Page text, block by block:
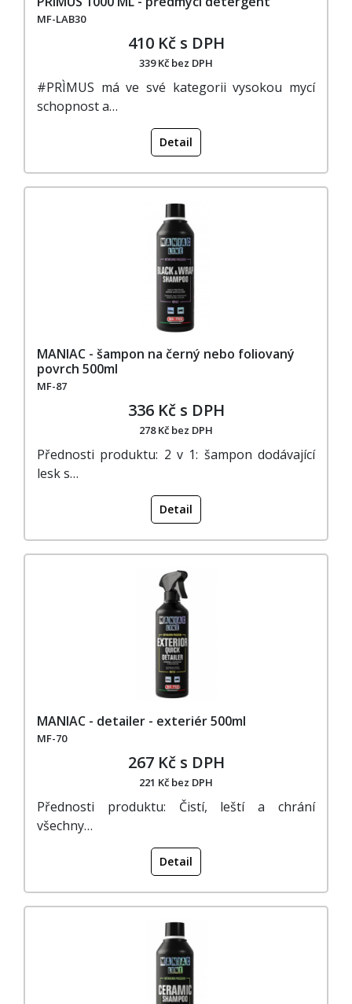
MF-LAB30
410 Kč s DPH
339 Kč bez DPH
#PRÌMUS má ve své kategorii vysokou mycí
schopnost a…
Detail
MANIAC - šampon na černý nebo foliovaný
povrch 500ml
MF-87
336 Kč s DPH
278 Kč bez DPH
Přednosti produktu: 2 v 1: šampon dodávající
lesk s…
Detail
MANIAC - detailer - exteriér 500ml
MF-70
267 Kč s DPH
221 Kč bez DPH
Přednosti produktu: Čistí, leští a chrání
všechny…
Detail